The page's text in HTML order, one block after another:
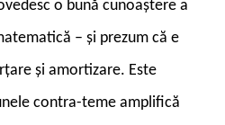
o bună cunoaștere a
– și prezum că e
și amortizare. Este
contra-teme amplifică